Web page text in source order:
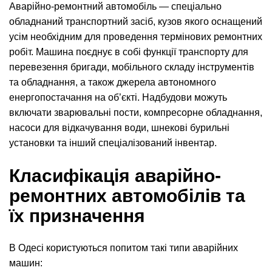
Аварійно-ремонтний автомобіль — спеціально
обладнаний транспортний засіб, кузов якого оснащений
усім необхідним для проведення термінових ремонтних
робіт. Машина поєднує в собі функції транспорту для
перевезення бригади, мобільного складу інструментів
та обладнання, а також джерела автономного
енергопостачання на об’єкті. Надбудови можуть
включати зварювальні пости, компресорне обладнання,
насоси для відкачування води, шнекові бурильні
установки та інший спеціалізований інвентар.
Класифікація аварійно-
ремонтних автомобілів та
їх призначення
В Одесі користуються попитом такі типи аварійних
машин: